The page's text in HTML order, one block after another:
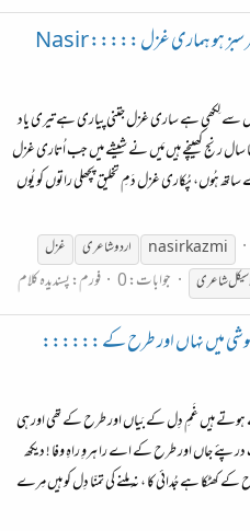
:::::: کیوں نہ سرسبز ہو ہماری غزل ::::: Nasir
سے لِکھی ہے ساری غزل جتنی پیاری ہے تیری یاد
رنج کھینچے ہیں مَیں نے شیشے میں جب اُتاری غزل
ہُوں، پُکاری غزل دَمِ تخلیق پچھلی راتوں کو یُوں
nasir kazmi اردو شاعری
غزل
شاعری جوابات: 0 فورم:پسندیدہ کلام
میں نہاں اور طرح کے ::::::
ہوتے ہیں غَمِ دِل کے بَیاں اور طرح کے تھی اور ہی
درپئے جاں اور طرح کے اے را ہروِ راہِ وفا ! دیکھ
کھٹکا ہے جُدائی کا ، نہ ملنے کی تمنّا دِل کو ہیں مِرے